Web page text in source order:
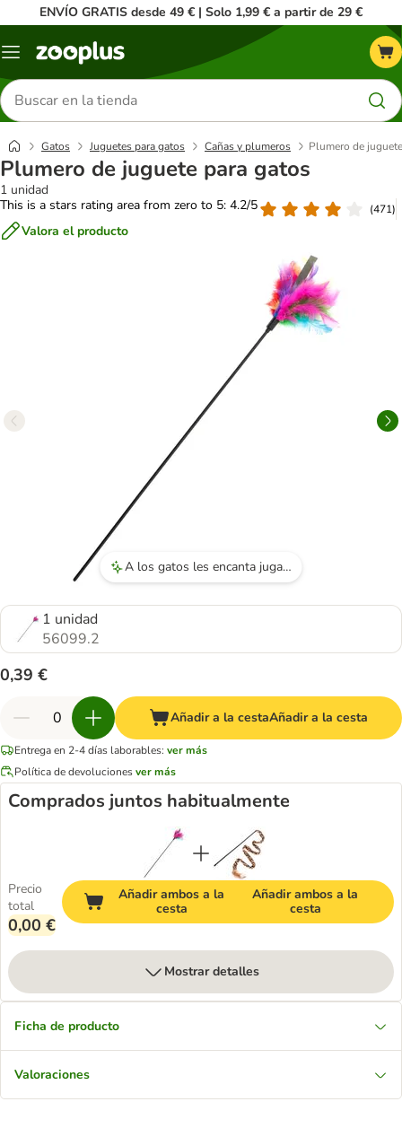
ENVÍO GRATIS desde 49 € | Solo 1,99 € a partir de 29 €
Menú
Buscar
productos
Gatos Juguetes para gatos Cañas y plumeros Plumero de
Plumero de juguete para gatos
1 unidad
This is a stars rating area from zero to 5: 4.2/5
(471)
Valora el producto
A los gatos les encanta jugar con el juguete, especialmente por el sonido que hace al agitarlo.
1 unidad
56099.2
0,39 €
Añadir a la cestaAñadir a la cesta
Entrega en 2-4 días laborables: ver más
Política de devolucionesver más
Comprados juntos habitualmente
Precio
total
0,00 €
Añadir ambos a la
cesta
Añadir ambos a la
cesta
Mostrar detalles
Ficha de producto
Valoraciones